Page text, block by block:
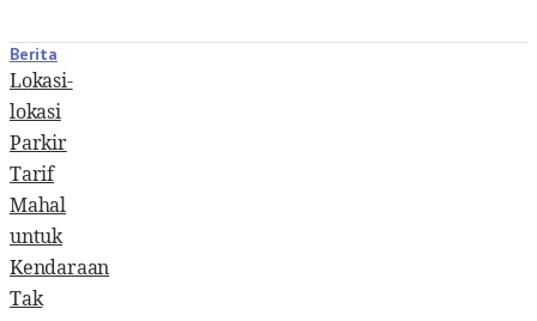
Berita
Lokasi-
lokasi
Parkir
Tarif
Mahal
untuk
Kendaraan
Tak